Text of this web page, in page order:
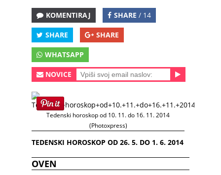
KOMENTIRAJ SHARE / 14
SHARE SHARE
WHATSAPP
NOVICE
Tedenski horoskop od 10. 11. do 16. 11. 2014
(Photoxpress)
TEDENSKI HOROSKOP OD 26. 5. DO 1. 6. 2014
OVEN